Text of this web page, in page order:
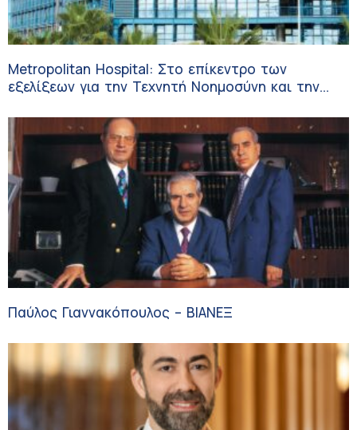
Metropolitan Hospital: Στο επίκεντρο των
εξελίξεων για την Τεχνητή Νοημοσύνη και την
Παύλος Γιαννακόπουλος – ΒΙΑΝΕΞ